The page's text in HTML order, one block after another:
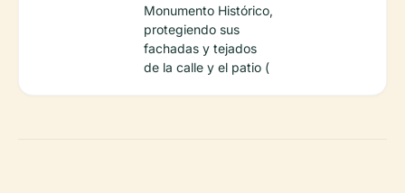
Monumento Histórico,
protegiendo sus
fachadas y tejados
de la calle y el patio (